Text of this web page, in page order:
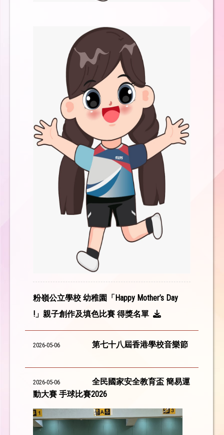
粉嶺公立學校 幼稚園「Happy Mother’s Day
!」親子創作及填色比賽 得獎名單
2026-05-06 第七十八屆香港學校音樂節
2026-05-06
全民國家安全教育盃 簡易運
動大賽 手球比賽2026